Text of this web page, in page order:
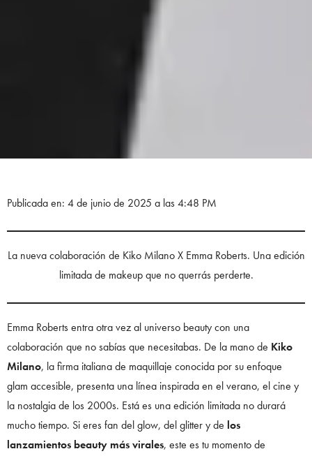
Publicada en: 4 de junio de 2025 a las 4:48 PM
La nueva colaboración de Kiko Milano X Emma Roberts. Una edición
limitada de makeup que no querrás perderte.
Emma Roberts entra otra vez al universo beauty con una
colaboración que no sabías que necesitabas. De la mano de Kiko
Milano, la firma italiana de maquillaje conocida por su enfoque
glam accesible, presenta una línea inspirada en el verano, el cine y
la nostalgia de los 2000s. Está es una edición limitada no durará
mucho tiempo. Si eres fan del glow, del glitter y de los
lanzamientos beauty más virales, este es tu momento de